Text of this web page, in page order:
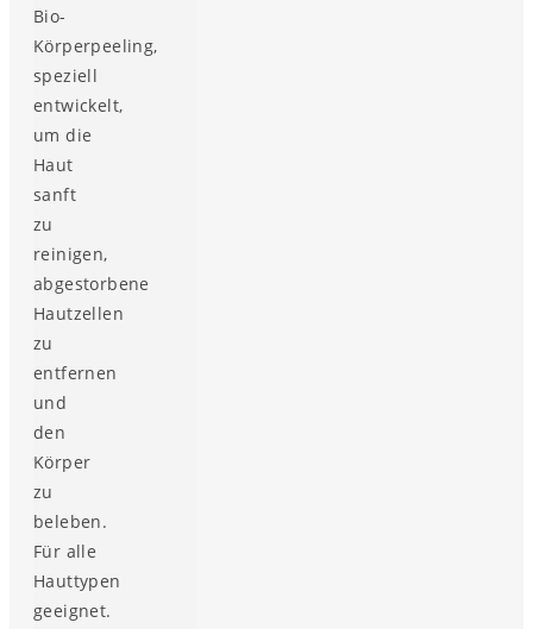
Bio-
Körperpeeling,
speziell
entwickelt,
um die
Haut
sanft
zu
reinigen,
abgestorbene
Hautzellen
zu
entfernen
und
den
Körper
zu
beleben.
Für alle
Hauttypen
geeignet.